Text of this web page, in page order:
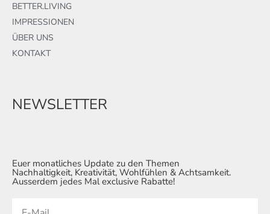
BETTER.LIVING
IMPRESSIONEN
ÜBER UNS
KONTAKT
NEWSLETTER
Euer monatliches Update zu den Themen
Nachhaltigkeit, Kreativität, Wohlfühlen & Achtsamkeit.
Ausserdem jedes Mal exclusive Rabatte!